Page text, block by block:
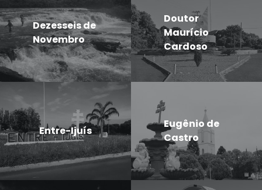
Dezesseis de
Novembro
Doutor
Maurício
Cardoso
Entre-Ijuís
Eugênio de
Castro